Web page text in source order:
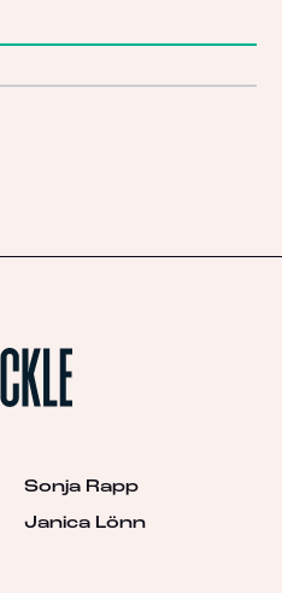
Sonja Rapp
Janica Lönn